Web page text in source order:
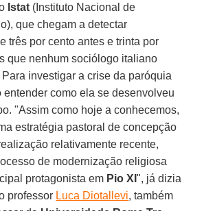
Istat (Instituto Nacional de
que chegam a detectar
três por cento antes e trinta por
que nenhum sociólogo italiano
Para investigar a crise da paróquia
entender como ela se desenvolveu
"Assim como hoje a conhecemos,
estratégia pastoral de concepção
relativamente recente,
de modernização religiosa
protagonista em Pio XI", já dizia
professor Luca Diotallevi, também